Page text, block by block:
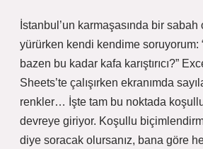
İstanbul’un karmaşasında bir sabah
yürürken kendi kendime soruyorum:
bazen bu kadar kafa karıştırıcı?”
Sheets’te çalışırken ekranımda
renkler… İşte tam bu noktada
devreye giriyor. Koşullu
diye soracak olursanız, bana göre